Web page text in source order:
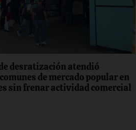
desratización atendió
de mercado popular en
sin frenar actividad comercial